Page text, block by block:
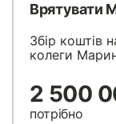
Врятувати
Збір коштів
колеги
2 500
потрібно